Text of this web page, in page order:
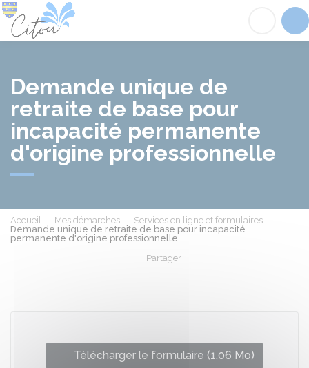
Demande unique de
retraite de base pour
incapacité permanente
d'origine professionnelle
Accueil Mes démarches
Services en ligne et formulaires
Demande unique de retraite de base pour incapacité
permanente d'origine professionnelle
Partager
Télécharger le formulaire (1,06 Mo)